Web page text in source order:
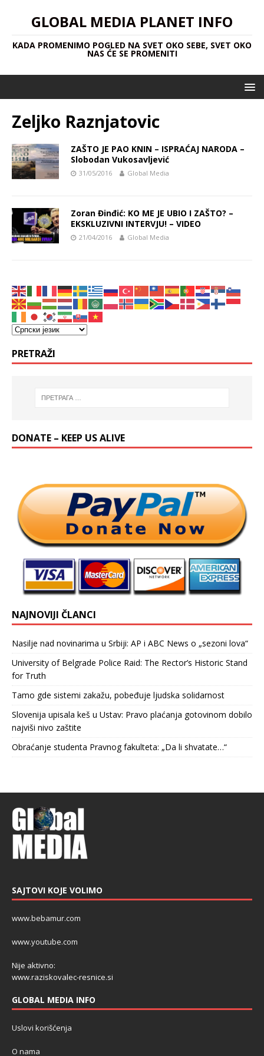
GLOBAL MEDIA PLANET INFO
KADA PROMENIMO POGLED NA SVET OKO SEBE, SVET OKO
NAS ĆE SE PROMENITI
Zeljko Raznjatovic
ZAŠTO JE PAO KNIN – ISPRAĆAJ NARODA –
Slobodan Vukosavljević
31/05/2016 Global Media
Zoran Đinđić: KO ME JE UBIO I ZAŠTO? –
EKSKLUZIVNI INTERVJU! – VIDEO
21/04/2016 Global Media
PRETRAŽI
DONATE – KEEP US ALIVE
NAJNOVIJI ČLANCI
Nasilje nad novinarima u Srbiji: AP i ABC News o „sezoni lova“
University of Belgrade Police Raid: The Rector’s Historic Stand
for Truth
Tamo gde sistemi zakažu, pobeđuje ljudska solidarnost
Slovenija upisala keš u Ustav: Pravo plaćanja gotovinom dobilo
najviši nivo zaštite
Obraćanje studenta Pravnog fakulteta: „Da li shvatate…“
SAJTOVI KOJE VOLIMO
www.bebamur.com
www.youtube.com
Nije aktivno:
www.raziskovalec-resnice.si
GLOBAL MEDIA INFO
Uslovi korišćenja
O nama